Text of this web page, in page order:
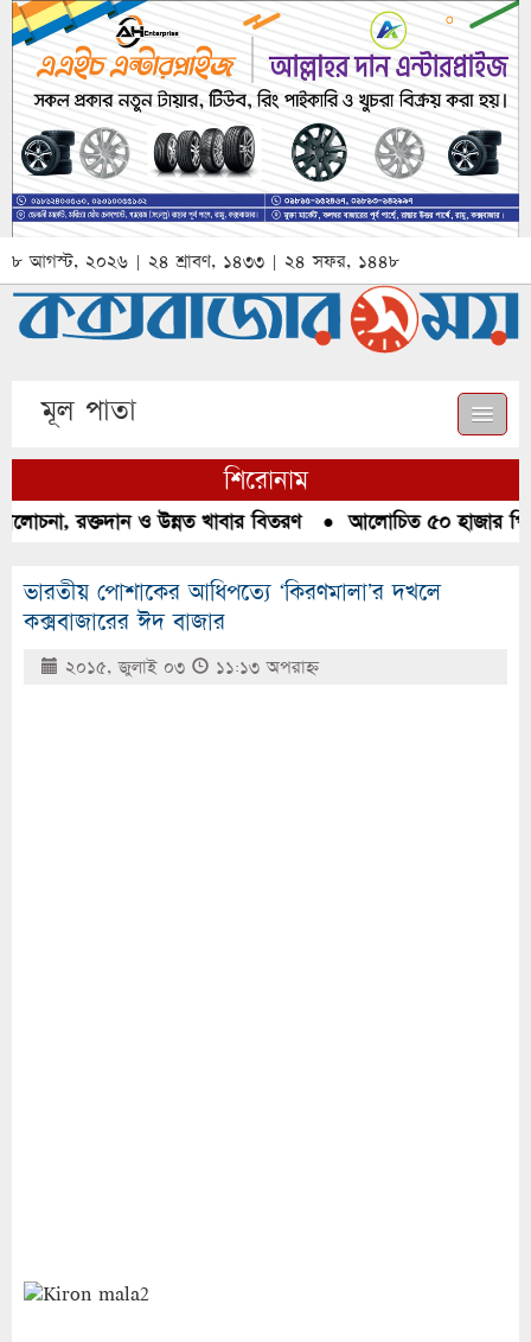
৮ আগস্ট, ২০২৬ | ২৪ শ্রাবণ, ১৪৩৩ | ২৪ সফর, ১৪৪৮
মূল পাতা
শিরোনাম
রক্তদান ও উন্নত খাবার বিতরণ●আলোচিত ৫০ হাজার পিস
ভারতীয় পোশাকের আধিপত্যে ‘কিরণমালা’র দখলে
কক্সবাজারের ঈদ বাজার
২০১৫, জুলাই ০৩ ১১:১৩ অপরাহ্ণ